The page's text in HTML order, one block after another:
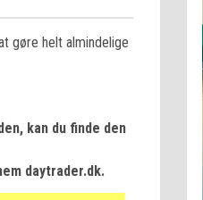
Gearing af aktier – hvad er det?
gøre helt almindelige
kan du finde den
daytrader.dk.